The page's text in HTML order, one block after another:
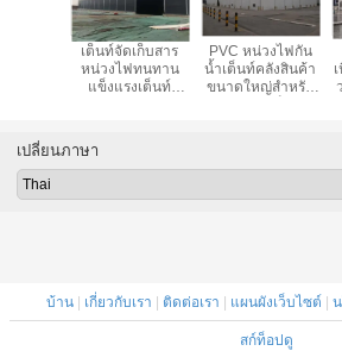
เต็นท์จัดเก็บสาร
หน่วงไฟทนทาน
แข็งแรงเต็นท์
PVC หน่วงไฟกัน
น้ำเต็นท์คลังสินค้า
ขนาดใหญ่สำหรับ
เปลี่ยนภาษา
บ้าน| เกี่ยวกับเรา | ติดต่อเรา | แผนผังเว็บไซต์ |
สก์ท็อปดู